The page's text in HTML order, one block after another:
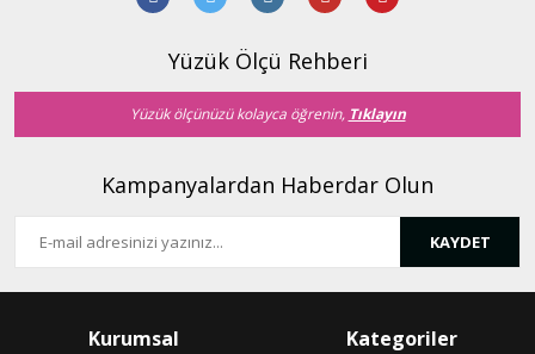
Yüzük Ölçü Rehberi
Yüzük ölçünüzü kolayca öğrenin, Tıklayın
Kampanyalardan Haberdar Olun
KAYDET
Kurumsal Kategoriler